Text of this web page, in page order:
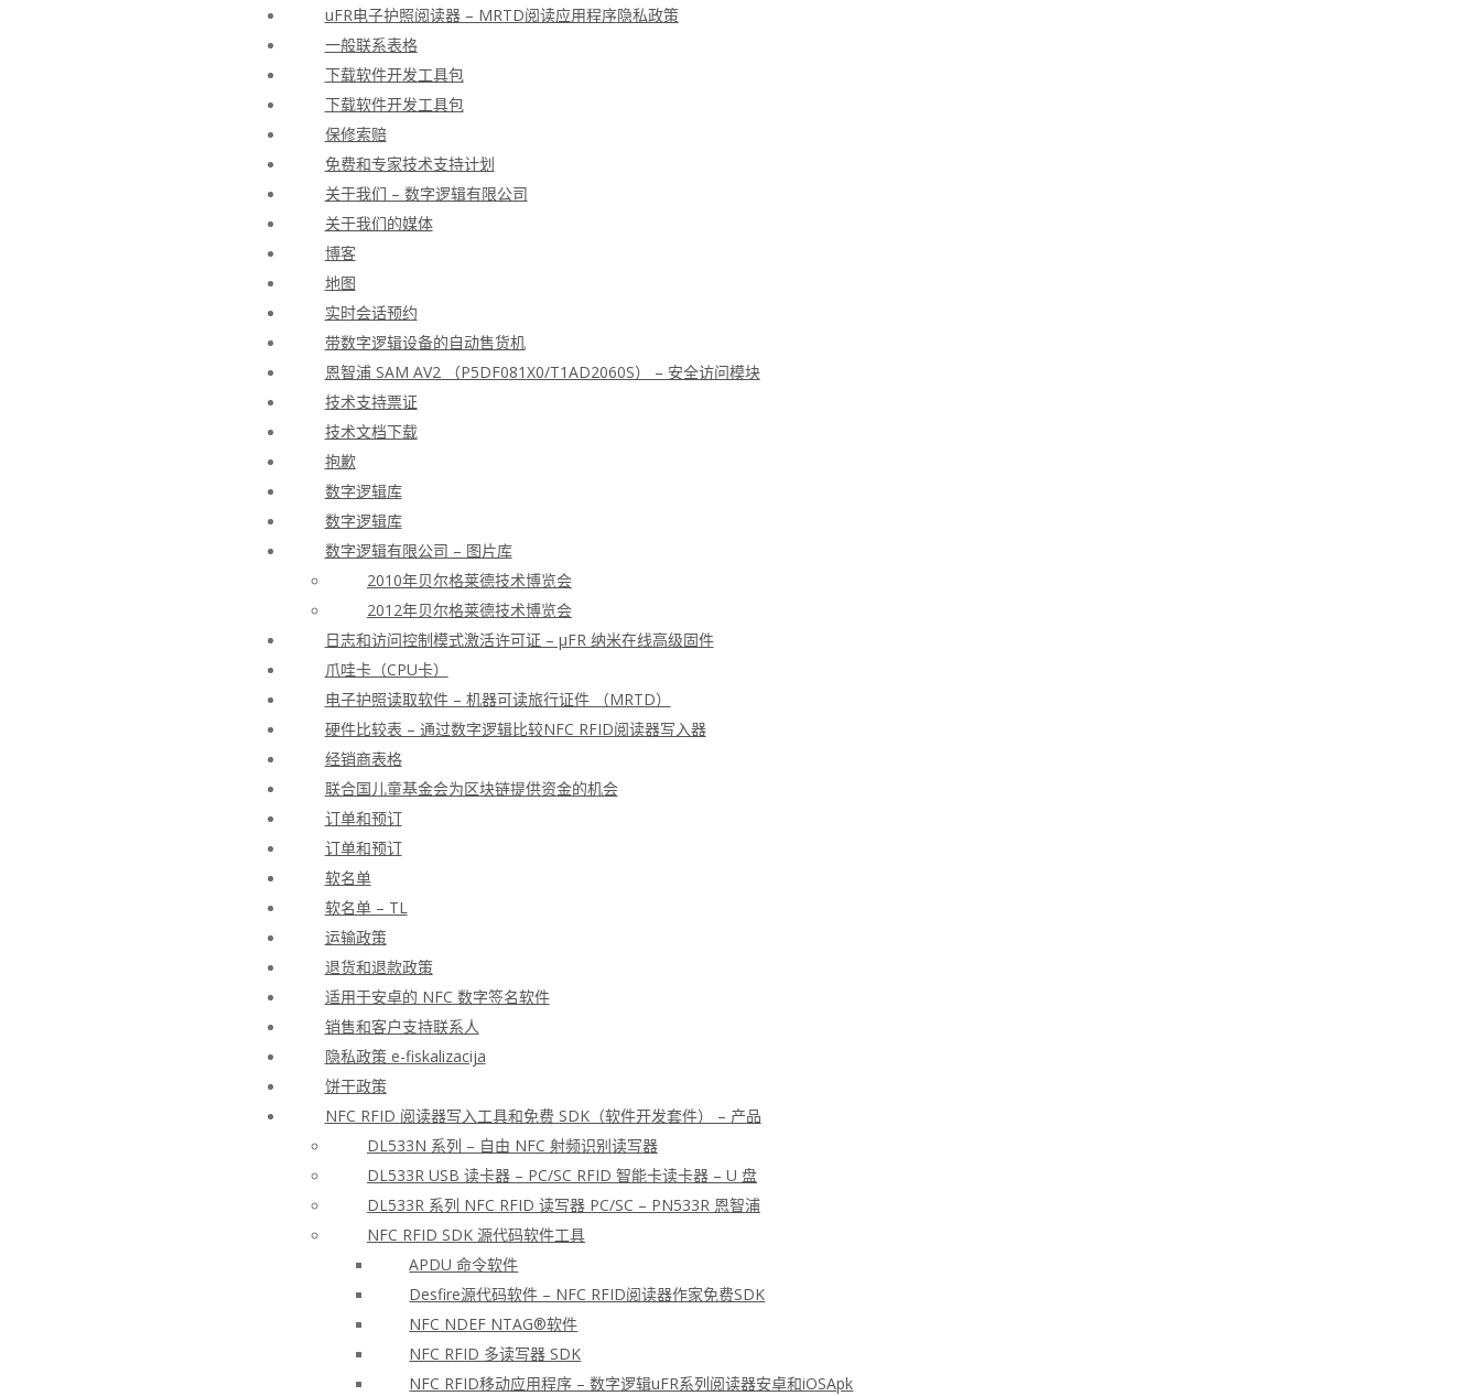
uFR电子护照阅读器 – MRTD阅读应用程序隐私政策
一般联系表格
下载软件开发工具包
下载软件开发工具包
保修索赔
免费和专家技术支持计划
关于我们 – 数字逻辑有限公司
关于我们的媒体
博客
地图
实时会话预约
带数字逻辑设备的自动售货机
恩智浦 SAM AV2 （P5DF081X0/T1AD2060S） – 安全访问模块
技术支持票证
技术文档下载
抱歉
数字逻辑库
数字逻辑库
数字逻辑有限公司 – 图片库
2010年贝尔格莱德技术博览会
2012年贝尔格莱德技术博览会
日志和访问控制模式激活许可证 – μFR 纳米在线高级固件
爪哇卡（CPU卡）
电子护照读取软件 – 机器可读旅行证件 （MRTD）
硬件比较表 – 通过数字逻辑比较NFC RFID阅读器写入器
经销商表格
联合国儿童基金会为区块链提供资金的机会
订单和预订
订单和预订
软名单
软名单 – TL
运输政策
退货和退款政策
适用于安卓的 NFC 数字签名软件
销售和客户支持联系人
隐私政策 e-fiskalizacija
饼干政策
NFC RFID 阅读器写入工具和免费 SDK（软件开发套件） – 产品
DL533N 系列 – 自由 NFC 射频识别读写器
DL533R USB 读卡器 – PC/SC RFID 智能卡读卡器 – U 盘
DL533R 系列 NFC RFID 读写器 PC/SC – PN533R 恩智浦
NFC RFID SDK 源代码软件工具
APDU 命令软件
Desfire源代码软件 – NFC RFID阅读器作家免费SDK
NFC NDEF NTAG®软件
NFC RFID 多读写器 SDK
NFC RFID移动应用程序 – 数字逻辑uFR系列阅读器安卓和iOSApk